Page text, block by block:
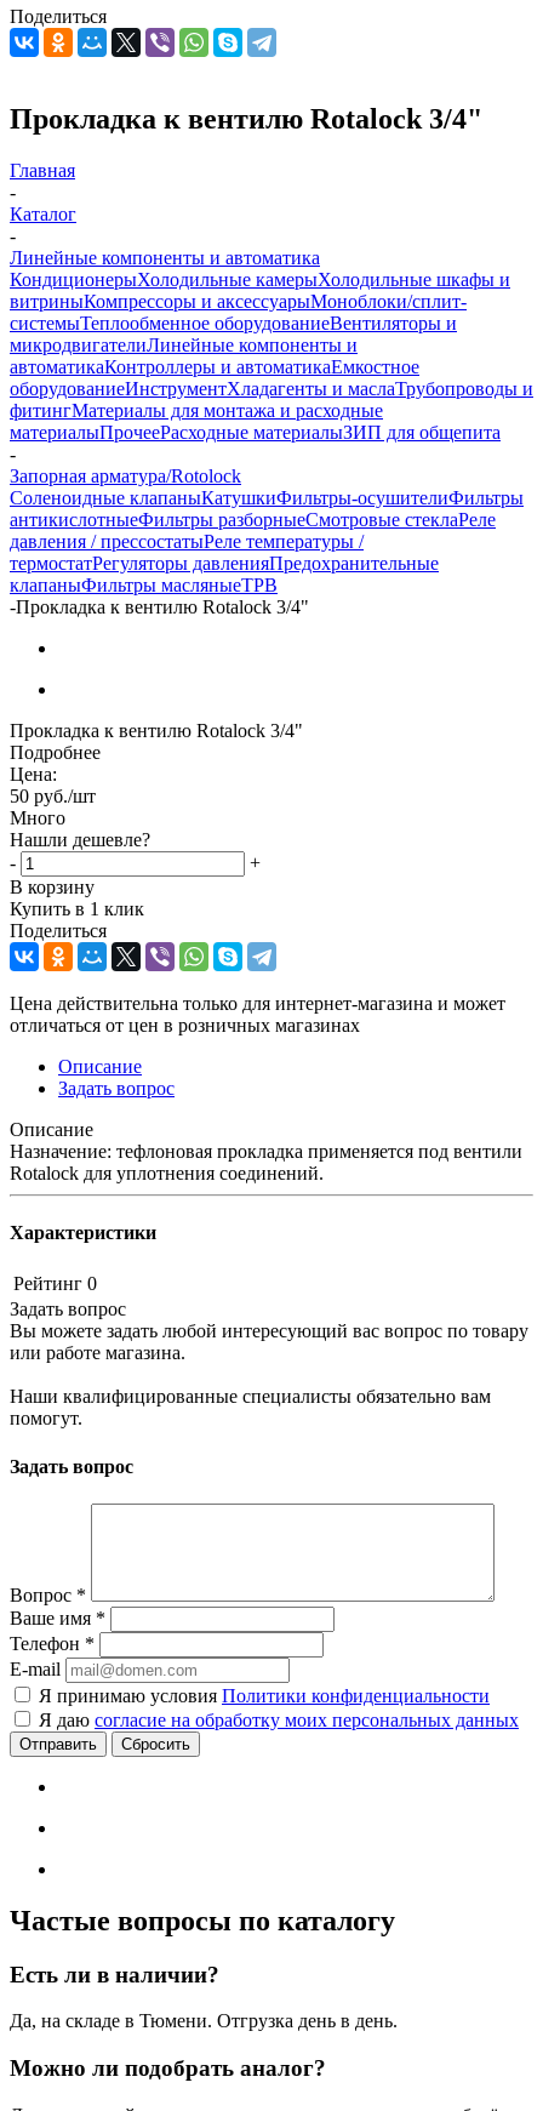
Поделиться
Прокладка к вентилю Rotalock 3/4"
Главная
-
Каталог
-
Линейные компоненты и автоматика
КондиционерыХолодильные камерыХолодильные шкафы и
витриныКомпрессоры и аксессуарыМоноблоки/сплит-
системыТеплообменное оборудованиеВентиляторы и
микродвигателиЛинейные компоненты и
автоматикаКонтроллеры и автоматикаЕмкостное
оборудованиеИнструментХладагенты и маслаТрубопроводы и
фитингМатериалы для монтажа и расходные
материалыПрочееРасходные материалыЗИП для общепита
-
Запорная арматура/Rotolock
Соленоидные клапаныКатушкиФильтры-осушителиФильтры
антикислотныеФильтры разборныеСмотровые стеклаРеле
давления / прессостатыРеле температуры /
термостатРегуляторы давленияПредохранительные
клапаныФильтры масляныеТРВ
-Прокладка к вентилю Rotalock 3/4"
Прокладка к вентилю Rotalock 3/4"
Подробнее
Цена:
50 руб./шт
Много
Нашли дешевле?
-
+
В корзину
Купить в 1 клик
Поделиться
Цена действительна только для интернет-магазина и может
отличаться от цен в розничных магазинах
Описание
Задать вопрос
Описание
Назначение: тефлоновая прокладка применяется под вентили
Rotalock для уплотнения соединений.
Характеристики
Рейтинг 0
Задать вопрос
Вы можете задать любой интересующий вас вопрос по товару
или работе магазина.
Наши квалифицированные специалисты обязательно вам
помогут.
Задать вопрос
Вопрос *
Ваше имя *
Телефон *
E-mail
Я принимаю условия Политики конфиденциальности
Я даю согласие на обработку моих персональных данных
Сбросить
Частые вопросы по каталогу
Есть ли в наличии?
Да, на складе в Тюмени. Отгрузка день в день.
Можно ли подобрать аналог?